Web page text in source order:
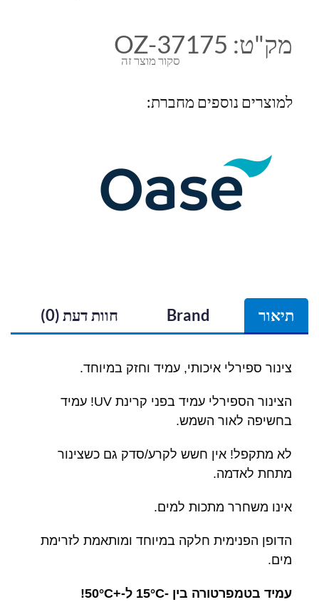
סקור מוצר זה
מק"ט: OZ-37175
למוצרים נוספים מחברת:
תיאור Brand חוות דעת (0)
צינור ספירלי איכותי, עמיד וחזק במיוחד.
הצינור הספירלי עמיד בפני קרינת UV! עמיד
בחשיפה לאור השמש.
לא מתקפל! אין חשש לקרע/סדק גם כשצינור
מתחת לאדמה.
אינו משחרר מתכות למים.
הדופן הפנימית חלקה במיוחד ומותאמת לזרימת
מים.
עמיד בטמפרטורה בין -15°C ל-+50°C!